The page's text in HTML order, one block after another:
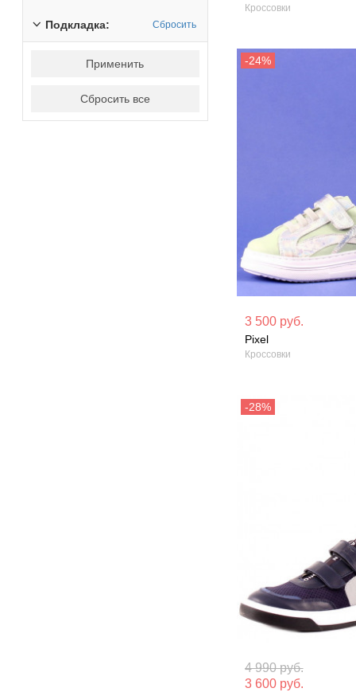
Подкладка: Сбросить
Применить
Сбросить все
Кроссовки
Сезон:
3 500 руб.
Pixel
Кроссовки
Материал
кожа
Сезон:
4 990 руб.
3 600 руб.
Материал
кожа